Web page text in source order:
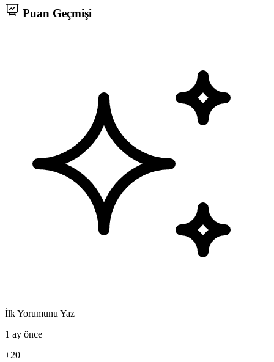
Puan Geçmişi
İlk Yorumunu Yaz
1 ay önce
+20